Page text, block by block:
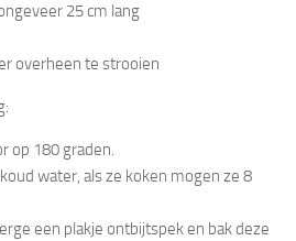
25 cm lang
overheen te strooien
op 180 graden.
water, als ze koken mogen ze 8
een plakje ontbijtspek en bak deze